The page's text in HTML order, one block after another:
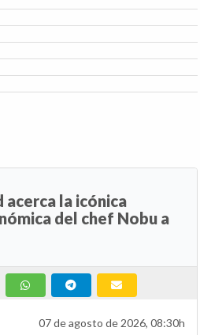
la icónica
del chef Nobu a
07 de agosto de 2026, 08:30h